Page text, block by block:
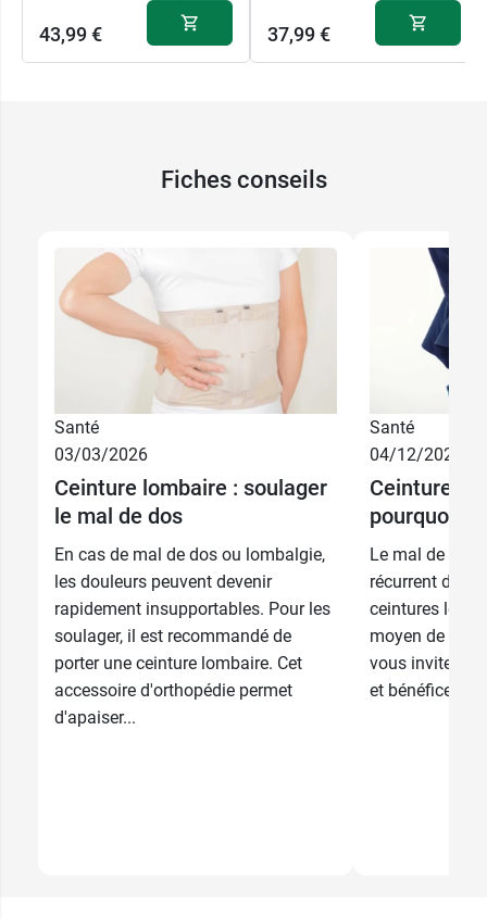
43,99 € 37,99 €
37,99 €
37,99 €
2 - Femme 37,99 €
2 - Homme 37,99 €
Fiches conseils
Santé
03/03/2026
Ceinture lombaire : soulager
le mal de dos
En cas de mal de dos ou lombalgie,
les douleurs peuvent devenir
rapidement insupportables. Pour les
soulager, il est recommandé de
porter une ceinture lombaire. Cet
accessoire d'orthopédie permet
d'apaiser...
Santé
04/12/2025
Ceinture
pourquoi,
Le mal de dos
récurrent de
ceintures
moyen de le
vous invite à
et bénéfices